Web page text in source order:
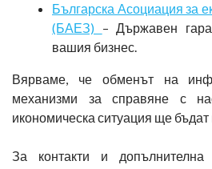
Българска Асоциация за
(БАЕЗ) – Държавен
вашия бизнес.
Вярваме, че обменът на
механизми за справяне с
икономическа ситуация ще бъдат
За контакти и